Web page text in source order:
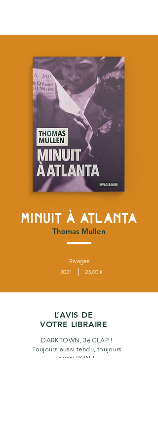
MINUIT À ATLANTA
Thomas Mullen
Rivages
2021
23,00 €
L’AVIS DE
VOTRE LIBRAIRE
DARKTOWN, 3e CLAP !
Toujours aussi tendu, toujours
aussi BON !